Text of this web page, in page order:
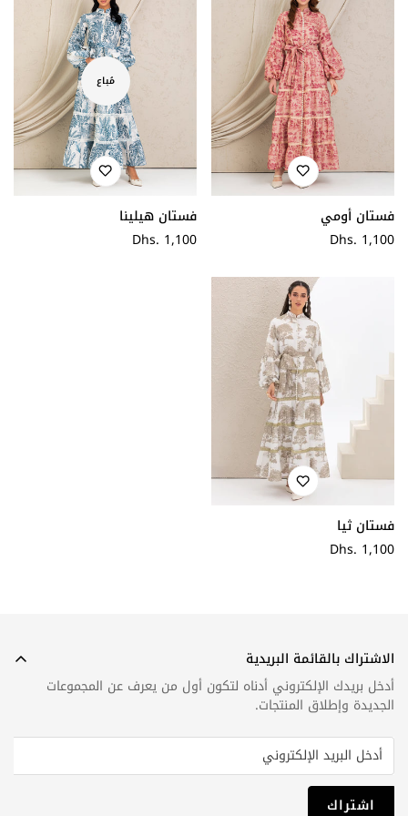
فستان أومي
سعر
Dhs. 1,100
مُباع
فستان هيلينا
سعر
Dhs. 1,100
فستان ثيا
سعر
Dhs. 1,100
الاشتراك بالقائمة البريدية
أدخل بريدك الإلكتروني أدناه لتكون أول من يعرف عن المجموعات
الجديدة وإطلاق المنتجات.
اشتراك